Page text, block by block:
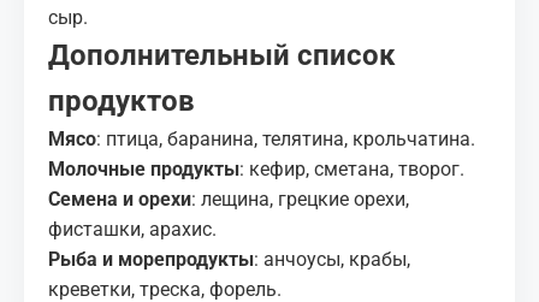
сыр.
Дополнительный список
продуктов
Мясо: птица, баранина, телятина, крольчатина.
Молочные продукты: кефир, сметана, творог.
Семена и орехи: лещина, грецкие орехи,
фисташки, арахис.
Рыба и морепродукты: анчоусы, крабы,
креветки, треска, форель.